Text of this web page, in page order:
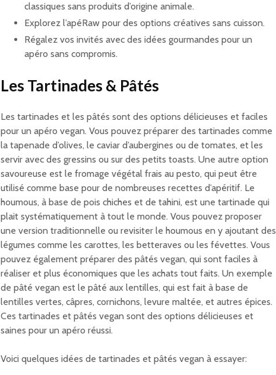
classiques sans produits d’origine animale.
Explorez l’apéRaw pour des options créatives sans cuisson.
Régalez vos invités avec des idées gourmandes pour un
apéro sans compromis.
Les Tartinades & Pâtés
Les tartinades et les pâtés sont des options délicieuses et faciles
pour un apéro vegan. Vous pouvez préparer des tartinades comme
la tapenade d’olives, le caviar d’aubergines ou de tomates, et les
servir avec des gressins ou sur des petits toasts. Une autre option
savoureuse est le fromage végétal frais au pesto, qui peut être
utilisé comme base pour de nombreuses recettes d’apéritif. Le
houmous, à base de pois chiches et de tahini, est une tartinade qui
plait systématiquement à tout le monde. Vous pouvez proposer
une version traditionnelle ou revisiter le houmous en y ajoutant des
légumes comme les carottes, les betteraves ou les févettes. Vous
pouvez également préparer des pâtés vegan, qui sont faciles à
réaliser et plus économiques que les achats tout faits. Un exemple
de pâté vegan est le pâté aux lentilles, qui est fait à base de
lentilles vertes, câpres, cornichons, levure maltée, et autres épices.
Ces tartinades et pâtés vegan sont des options délicieuses et
saines pour un apéro réussi.
Voici quelques idées de tartinades et pâtés vegan à essayer: